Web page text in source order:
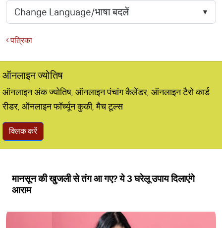
पत्रिका
ऑनलाइन ज्योतिष
ऑनलाइन अंक ज्योतिष, ऑनलाइन पंचांग कैलेंडर, ऑनलाइन टैरो कार्ड
रीडर, ऑनलाइन फॉर्च्यून कुकी, मैच टूल्स
क्लिक करें
मानसून की खुजली से तंग आ गए? ये 3 घरेलू उपाय दिलाएंगे
आराम